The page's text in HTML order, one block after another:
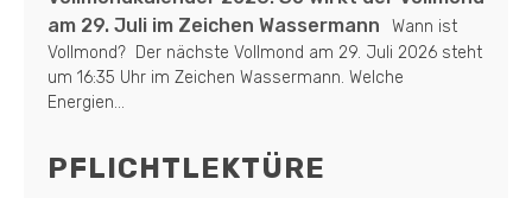
am 29. Juli im Zeichen Wassermann
Wann ist
Vollmond? Der nächste Vollmond am 29. Juli 2026 steht
um 16:35 Uhr im Zeichen Wassermann. Welche
Energien...
PFLICHTLEKTÜRE